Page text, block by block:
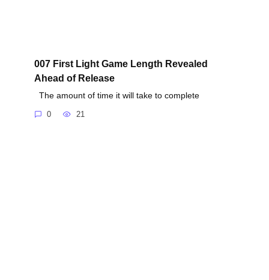
007 First Light Game Length Revealed
Ahead of Release
The amount of time it will take to complete
0 21